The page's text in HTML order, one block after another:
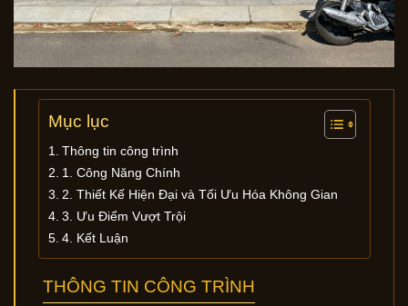
Mục lục
Thông tin công trình
1. Công Năng Chính
2. Thiết Kế Hiện Đại và Tối Ưu Hóa Không Gian
3. Ưu Điểm Vượt Trội
4. Kết Luận
THÔNG TIN CÔNG TRÌNH